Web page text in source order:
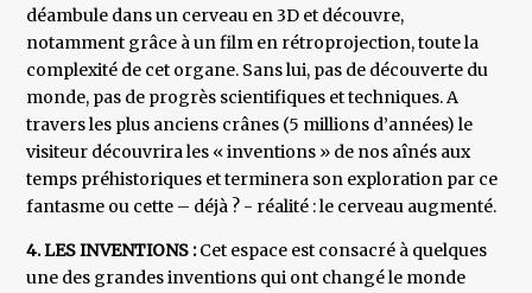
déambule dans un cerveau en 3D et découvre,
notamment grâce à un film en rétroprojection, toute la
complexité de cet organe. Sans lui, pas de découverte du
monde, pas de progrès scientifiques et techniques. A
travers les plus anciens crânes (5 millions d’années) le
visiteur découvrira les « inventions » de nos aînés aux
temps préhistoriques et terminera son exploration par ce
fantasme ou cette – déjà ? - réalité : le cerveau augmenté.
4. LES INVENTIONS :Cet espace est consacré à quelques
une des grandes inventions qui ont changé le monde